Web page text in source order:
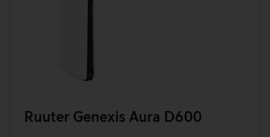
Ruuter Genexis Aura D600